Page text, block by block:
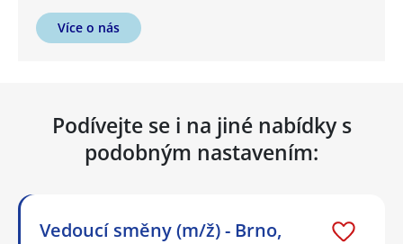
Více o nás
Podívejte se i na jiné nabídky s
podobným nastavením:
Vedoucí směny (m/ž) - Brno,